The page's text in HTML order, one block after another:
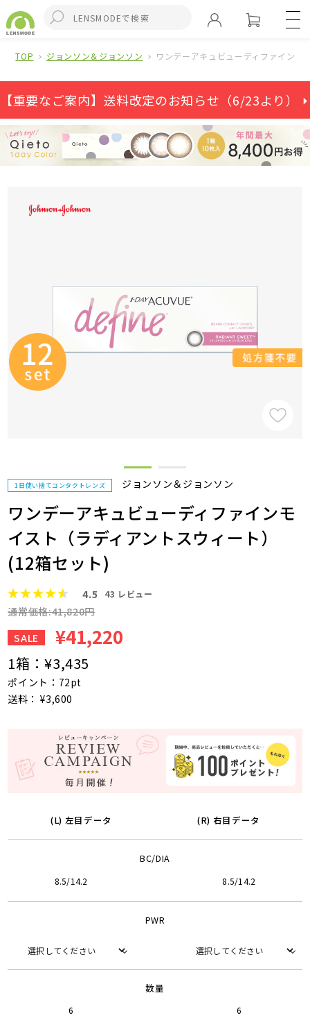
TOP ジョンソン＆ジョンソン ワンデーアキュビューディファイン
【重要なご案内】送料改定のお知らせ（6/23より） ⏵
1日使い捨てコンタクトレンズ ジョンソン＆ジョンソン
ワンデーアキュビューディファインモ
イスト（ラディアントスウィート）
(12箱セット)
4.5 43 レビュー
通常価格:41,820円
SALE
¥41,220
1箱：¥3,435
ポイント：72pt
送料： ¥3,600
(L) 左目データ (R) 右目データ
BC/DIA
8.5/14.2 8.5/14.2
PWR
数量
6 6